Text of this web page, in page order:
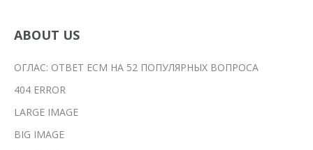
ABOUT US
ОГЛАС: ОТВЕТ ЕСМ НА 52 ПОПУЛЯРНЫХ ВОПРОСА
404 ERROR
LARGE IMAGE
BIG IMAGE